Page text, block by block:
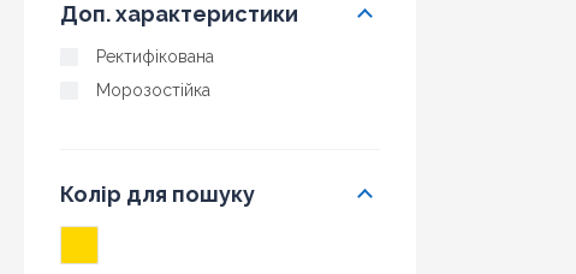
Доп. характеристики
Ректифікована
Морозостійка
Колір для пошуку